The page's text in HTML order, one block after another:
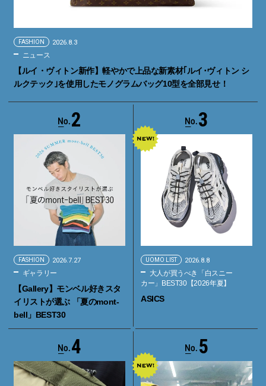
FASHION 2026.8.3
ニュース
【ルイ・ヴィトン新作】軽やかで上品な新素材｢ルイ･ヴィトン シ
ルクテック｣を使用したモノグラムバッグ10型を全部見せ！
2
FASHION 2026.7.27
ギャラリー
【Gallery】モンベル好きスタ
イリストが選ぶ 「夏のmont-
bell」BEST30
3
UOMO LIST 2026.8.8
大人が買うべき「白スニー
カー」BEST30【2026年夏】
ASICS
4 5